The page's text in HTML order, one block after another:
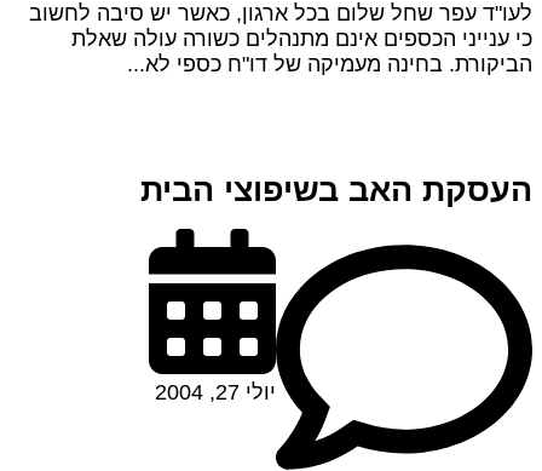
לעו"ד עפר שחל שלום בכל ארגון, כאשר יש סיבה לחשוב
כי ענייני הכספים אינם מתנהלים כשורה עולה שאלת
הביקורת. בחינה מעמיקה של דו"ח כספי לא...
העסקת האב בשיפוצי הבית
יולי 27, 2004